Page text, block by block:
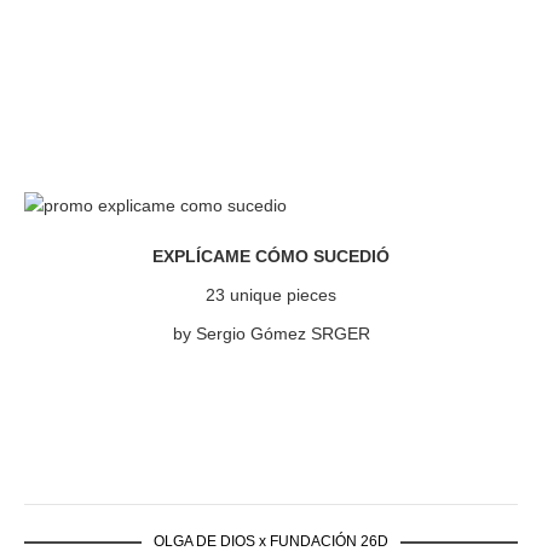
EXPLÍCAME CÓMO SUCEDIÓ
23 unique pieces
by Sergio Gómez SRGER
OLGA DE DIOS x FUNDACIÓN 26D